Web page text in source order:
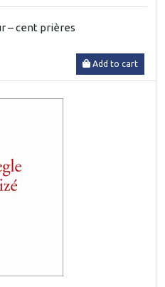
– cent prières
Add to cart